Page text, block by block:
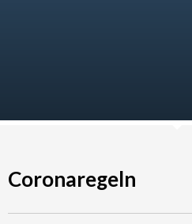
Coronaregeln